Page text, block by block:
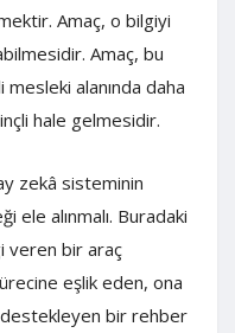
Amaç, o bilgiyi
Amaç, bu
alanında daha
hale gelmesidir.
zekâ sisteminin
ele alınmalı. Buradaki
veren bir araç
eşlik eden, ona
destekleyen bir rehber